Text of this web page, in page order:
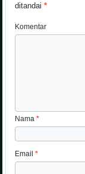
ditandai*
Komentar
Nama*
Email*